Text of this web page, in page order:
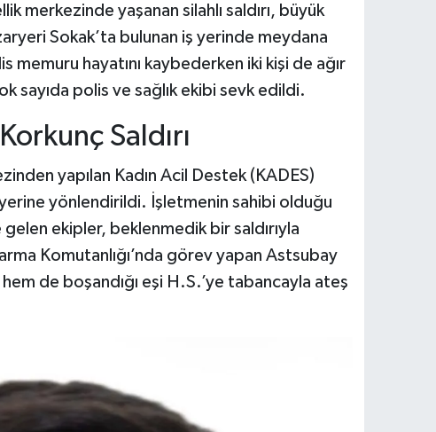
merkezinde yaşanan silahlı saldırı, büyük
Sokak’ta bulunan iş yerinde meydana
hayatını kaybederken iki kişi de ağır
sayıda polis ve sağlık ekibi sevk edildi.
Saldırı
yapılan Kadın Acil Destek (KADES)
yönlendirildi. İşletmenin sahibi olduğu
ekipler, beklenmedik bir saldırıyla
Komutanlığı’nda görev yapan Astsubay
de boşandığı eşi H.S.’ye tabancayla ateş